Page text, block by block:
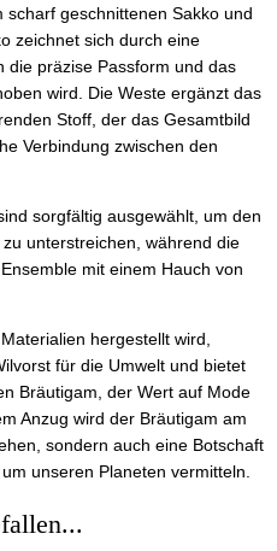
scharf geschnittenen Sakko und
zeichnet sich durch eine
die präzise Passform und das
wird. Die Weste ergänzt das
Stoff, der das Gesamtbild
Verbindung zwischen den
sorgfältig ausgewählt, um den
unterstreichen, während die
mit einem Hauch von
hergestellt wird,
für die Umwelt und bietet
Bräutigam, der Wert auf Mode
Anzug wird der Bräutigam am
sondern auch eine Botschaft
unseren Planeten vermitteln.